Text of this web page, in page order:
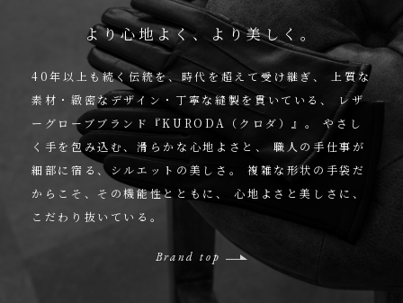
より心地よく、より美しく。
40年以上も続く伝統を、時代を超えて受け継ぎ、
上質な
素材・緻密なデザイン・丁寧な縫製を貫いている、
レザ
ーグローブブランド『KURODA（クロダ）』。
やさし
く手を包み込む、滑らかな心地よさと、 職人の手仕事が
細部に宿る、シルエットの美しさ。
複雑な形状の手袋だ
からこそ、その機能性とともに、
心地よさと美しさに、
こだわり抜いている。
Brand top